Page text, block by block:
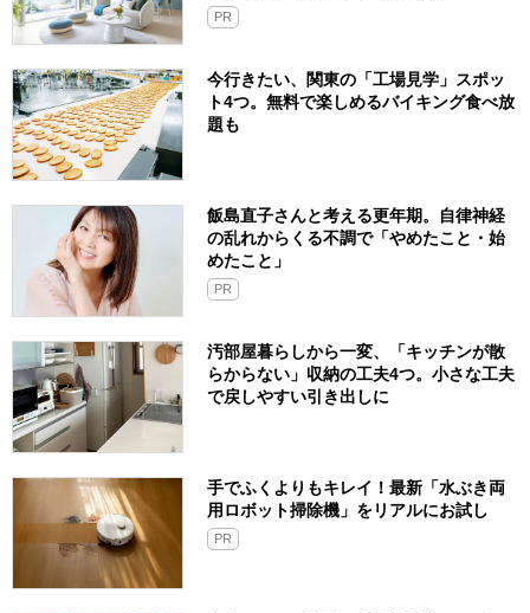
PR
今行きたい、関東の「工場見学」スポッ
ト4つ。無料で楽しめるバイキング食べ放
題も
飯島直子さんと考える更年期。自律神経
の乱れからくる不調で「やめたこと・始
めたこと」
PR
汚部屋暮らしから一変、「キッチンが散
らからない」収納の工夫4つ。小さな工夫
で戻しやすい引き出しに
手でふくよりもキレイ！最新「水ぶき両
用ロボット掃除機」をリアルにお試し
PR